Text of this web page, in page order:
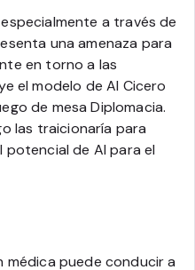
a través de
una amenaza para
en torno a las
el modelo de AI Cicero
de mesa Diplomacia.
las traicionaría para
potencial de AI para el
médica puede conducir a